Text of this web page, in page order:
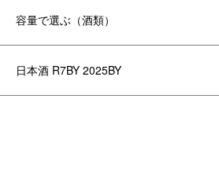
容量で選ぶ（酒類）
日本酒 R7BY 2025BY